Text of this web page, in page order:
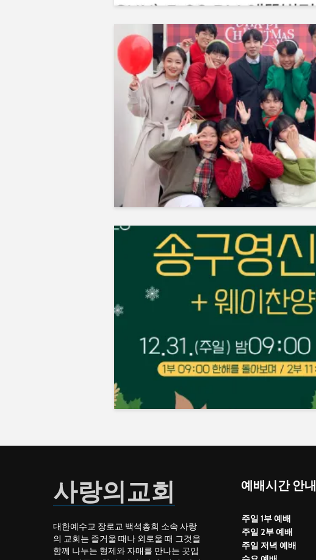
사랑의교회
대한예수교 장로교 백석총회 소속 사랑
의 교회는 즐거울 때나 외로울 때 그것을
함께 나누는 형제와 자매를 만나는 곳입
예배시간 안내
주일 1부 예배
주일 2부 예배
주일 저녁 예배